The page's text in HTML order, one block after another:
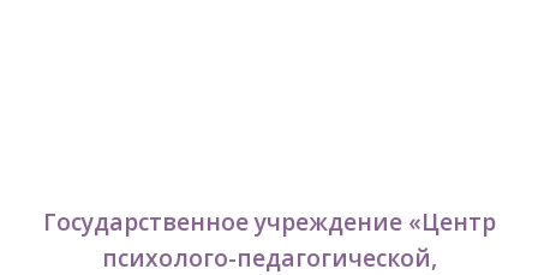
Государственное учреждение «Центр
психолого-педагогической,